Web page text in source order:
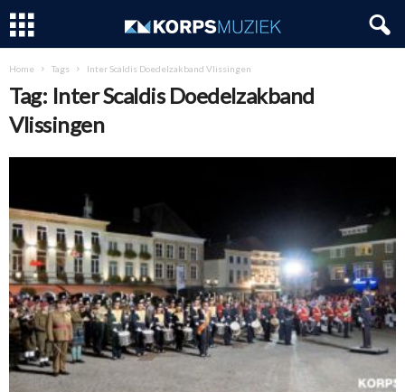
Home Tags Inter Scaldis Doedelzakband Vlissingen
Tag: Inter Scaldis Doedelzakband
Vlissingen